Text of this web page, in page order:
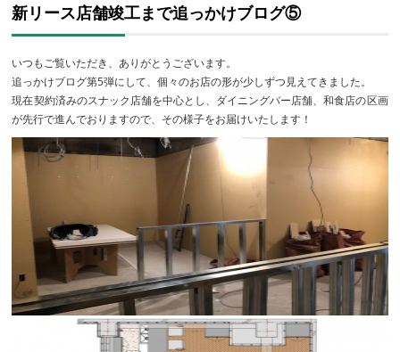
新リース店舗竣工まで追っかけブログ⑤
いつもご覧いただき、ありがとうございます。
追っかけブログ第5弾にして、個々のお店の形が少しずつ見えてきました。
現在契約済みのスナック店舗を中心とし、ダイニングバー店舗、和食店の区画
が先行で進んでおりますので、その様子をお届けいたします！